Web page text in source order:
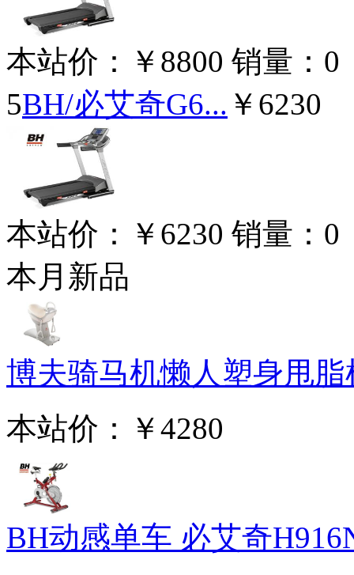
本站价： ￥8800 销量： 0
5BH/必艾奇G6... ￥6230
本站价： ￥6230 销量： 0
本月新品
博夫骑马机懒人塑身甩
本站价：
￥4280
BH动感单车 必艾奇